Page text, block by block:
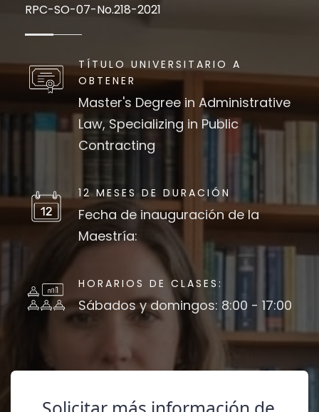
RPC-SO-07-No.218-2021
TÍTULO UNIVERSITARIO A
OBTENER
Master's Degree in Administrative
Law, Specializing in Public
Contracting
12 MESES DE DURACIÓN
Fecha de inauguración de la
Maestría:
HORARIOS DE CLASES:
Sábados y domingos: 8:00 - 17:00